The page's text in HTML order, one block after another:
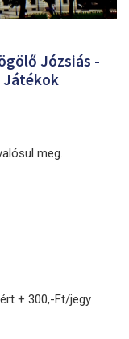
Józsiás -
Játékok
meg.
+ 300,-Ft/jegy